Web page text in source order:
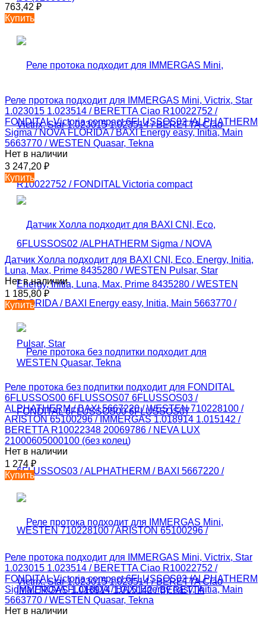
763,42 ₽
Купить
Реле протока подходит для IMMERGAS Mini, Victrix, Star
1.023015 1.023514 / BERETTA Ciao R10022752 /
FONDITAL Victoria compact 6FLUSSOS02 /ALPHATHERM
Sigma / NOVA FLORIDA / BAXI Energy easy, Initia, Main
5663770 / WESTEN Quasar, Tekna
Нет в наличии
3 247,20 ₽
Купить
Датчик Холла подходит для BAXI CNI, Eco, Energy, Initia,
Luna, Max, Prime 8435280 / WESTEN Pulsar, Star
Нет в наличии
1 185,80 ₽
Купить
Реле протока без подпитки подходит для FONDITAL
6FLUSSOS00 6FLUSSOS07 6FLUSSOS03 /
ALPHATHERM / BAXI 5667220 / WESTEN 710228100 /
ARISTON 65100296 / IMMERGAS 1.018914 1.015142 /
BERETTA R10022348 20069786 / NEVA LUX
21000605000100 (без колец)
Нет в наличии
1 274 ₽
Купить
Реле протока подходит для IMMERGAS Mini, Victrix, Star
1.023015 1.023514 / BERETTA Ciao R10022752 /
FONDITAL Victoria compact 6FLUSSOS02 /ALPHATHERM
Sigma / NOVA FLORIDA / BAXI Energy easy, Initia, Main
5663770 / WESTEN Quasar, Tekna
Нет в наличии